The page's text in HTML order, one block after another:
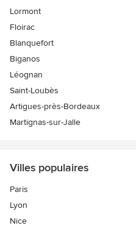
Lormont
Floirac
Blanquefort
Biganos
Léognan
Saint-Loubès
Artigues-près-Bordeaux
Martignas-sur-Jalle
Villes populaires
Paris
Lyon
Nice